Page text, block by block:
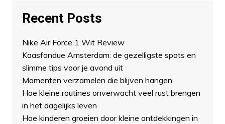
Recent Posts
Nike Air Force 1 Wit Review
Kaasfondue Amsterdam: de gezelligste spots en
slimme tips voor je avond uit
Momenten verzamelen die blijven hangen
Hoe kleine routines onverwacht veel rust brengen
in het dagelijks leven
Hoe kinderen groeien door kleine ontdekkingen in